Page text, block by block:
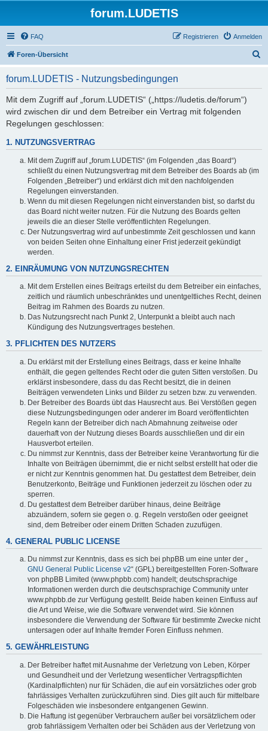
forum.LUDETIS
FAQ Anmelden
Registrieren
Foren-Übersicht
forum.LUDETIS - Nutzungsbedingungen
Mit dem Zugriff auf „forum.LUDETIS“ („https://ludetis.de/forum“)
wird zwischen dir und dem Betreiber ein Vertrag mit folgenden
Regelungen geschlossen:
1. NUTZUNGSVERTRAG
Mit dem Zugriff auf „forum.LUDETIS“ (im Folgenden „das Board“)
schließt du einen Nutzungsvertrag mit dem Betreiber des Boards ab (im
Folgenden „Betreiber“) und erklärst dich mit den nachfolgenden
Regelungen einverstanden.
Wenn du mit diesen Regelungen nicht einverstanden bist, so darfst du
das Board nicht weiter nutzen. Für die Nutzung des Boards gelten
jeweils die an dieser Stelle veröffentlichten Regelungen.
Der Nutzungsvertrag wird auf unbestimmte Zeit geschlossen und kann
von beiden Seiten ohne Einhaltung einer Frist jederzeit gekündigt
werden.
2. EINRÄUMUNG VON NUTZUNGSRECHTEN
Mit dem Erstellen eines Beitrags erteilst du dem Betreiber ein einfaches,
zeitlich und räumlich unbeschränktes und unentgeltliches Recht, deinen
Beitrag im Rahmen des Boards zu nutzen.
Das Nutzungsrecht nach Punkt 2, Unterpunkt a bleibt auch nach
Kündigung des Nutzungsvertrages bestehen.
3. PFLICHTEN DES NUTZERS
Du erklärst mit der Erstellung eines Beitrags, dass er keine Inhalte
enthält, die gegen geltendes Recht oder die guten Sitten verstoßen. Du
erklärst insbesondere, dass du das Recht besitzt, die in deinen
Beiträgen verwendeten Links und Bilder zu setzen bzw. zu verwenden.
Der Betreiber des Boards übt das Hausrecht aus. Bei Verstößen gegen
diese Nutzungsbedingungen oder anderer im Board veröffentlichten
Regeln kann der Betreiber dich nach Abmahnung zeitweise oder
dauerhaft von der Nutzung dieses Boards ausschließen und dir ein
Hausverbot erteilen.
Du nimmst zur Kenntnis, dass der Betreiber keine Verantwortung für die
Inhalte von Beiträgen übernimmt, die er nicht selbst erstellt hat oder die
er nicht zur Kenntnis genommen hat. Du gestattest dem Betreiber, dein
Benutzerkonto, Beiträge und Funktionen jederzeit zu löschen oder zu
sperren.
Du gestattest dem Betreiber darüber hinaus, deine Beiträge
abzuändern, sofern sie gegen o. g. Regeln verstoßen oder geeignet
sind, dem Betreiber oder einem Dritten Schaden zuzufügen.
4. GENERAL PUBLIC LICENSE
Du nimmst zur Kenntnis, dass es sich bei phpBB um eine unter der „
GNU General Public License v2“ (GPL) bereitgestellten Foren-Software
von phpBB Limited (www.phpbb.com) handelt; deutschsprachige
Informationen werden durch die deutschsprachige Community unter
www.phpbb.de zur Verfügung gestellt. Beide haben keinen Einfluss auf
die Art und Weise, wie die Software verwendet wird. Sie können
insbesondere die Verwendung der Software für bestimmte Zwecke nicht
untersagen oder auf Inhalte fremder Foren Einfluss nehmen.
5. GEWÄHRLEISTUNG
Der Betreiber haftet mit Ausnahme der Verletzung von Leben, Körper
und Gesundheit und der Verletzung wesentlicher Vertragspflichten
(Kardinalpflichten) nur für Schäden, die auf ein vorsätzliches oder grob
fahrlässiges Verhalten zurückzuführen sind. Dies gilt auch für mittelbare
Folgeschäden wie insbesondere entgangenen Gewinn.
Die Haftung ist gegenüber Verbrauchern außer bei vorsätzlichem oder
grob fahrlässigem Verhalten oder bei Schäden aus der Verletzung von